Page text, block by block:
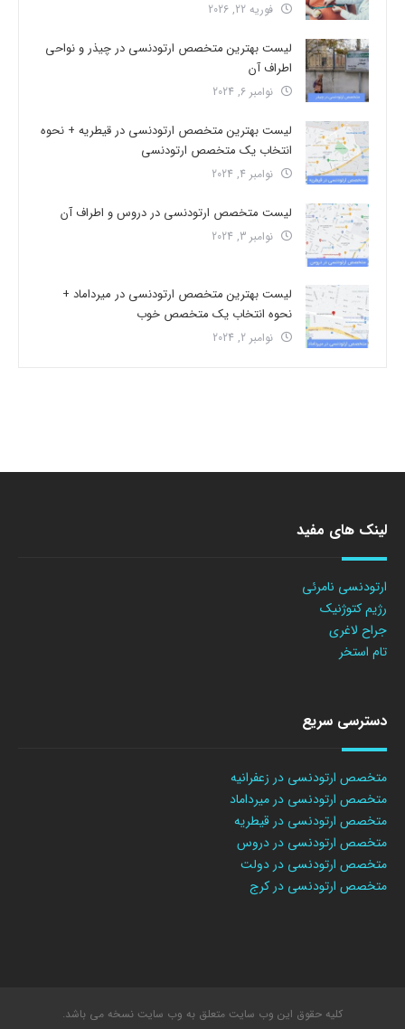
فوریه 22, 2026
لیست بهترین متخصص ارتودنسی در چیذر و نواحی
اطراف آن
نوامبر 6, 2024
لیست بهترین متخصص ارتودنسی در قیطریه + نحوه
انتخاب یک متخصص ارتودنسی
نوامبر 4, 2024
لیست متخصص ارتودنسی در دروس و اطراف آن
نوامبر 3, 2024
لیست بهترین متخصص ارتودنسی در میرداماد +
نحوه انتخاب یک متخصص خوب
نوامبر 2, 2024
لینک های مفید
ارتودنسی نامرئی
رژیم کتوژنیک
جراح لاغری
تام استخر
دسترسی سریع
متخصص ارتودنسی در زعفرانیه
متخصص ارتودنسی در میرداماد
متخصص ارتودنسی در قیطریه
متخصص ارتودنسی در دروس
متخصص ارتودنسی در دولت
متخصص ارتودنسی در کرج
کلیه حقوق این وب سایت متعلق به وب سایت نسخه می باشد.